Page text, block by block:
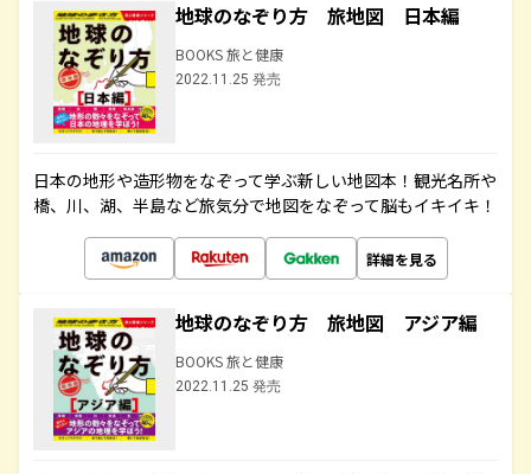
地球のなぞり方 旅地図 日本編
BOOKS 旅と健康
2022.11.25 発売
日本の地形や造形物をなぞって学ぶ新しい地図本！観光名所や
橋、川、湖、半島など旅気分で地図をなぞって脳もイキイキ！
詳細を見る
地球のなぞり方 旅地図 アジア編
BOOKS 旅と健康
2022.11.25 発売